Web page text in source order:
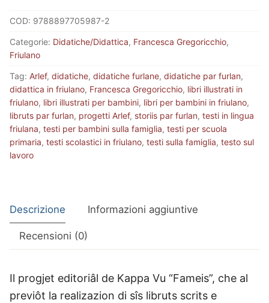
Completa
6
numeri!
quantità
COD: 9788897705987-2
Categorie: Didatiche/Didattica, Francesca Gregoricchio,
Friulano
Tag: Arlef, didatiche, didatiche furlane, didatiche par furlan,
didattica in friulano, Francesca Gregoricchio, libri illustrati in
friulano, libri illustrati per bambini, libri per bambini in friulano,
libruts par furlan, progetti Arlef, storiis par furlan, testi in lingua
friulana, testi per bambini sulla famiglia, testi per scuola
primaria, testi scolastici in friulano, testi sulla famiglia, testo sul
lavoro
Descrizione Informazioni aggiuntive
Recensioni (0)
Il progjet editoriâl de Kappa Vu “Fameis”, che al
previôt la realizazion di sîs libruts scrits e